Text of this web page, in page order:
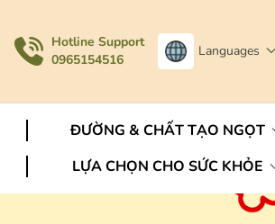
Hotline Support
0965154516
Languages
ĐƯỜNG & CHẤT TẠO NGỌT
LỰA CHỌN CHO SỨC KHỎE